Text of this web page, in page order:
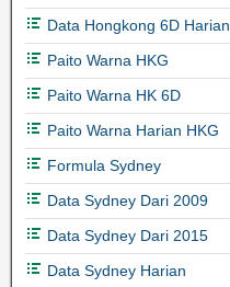
Data Hongkong 6D Harian
Paito Warna HKG
Paito Warna HK 6D
Paito Warna Harian HKG
Formula Sydney
Data Sydney Dari 2009
Data Sydney Dari 2015
Data Sydney Harian